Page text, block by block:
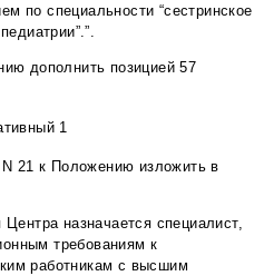
по специальности “сестринское
дополнить позицией 57
1
21 к Положению изложить в
назначается специалист,
требованиям к
работникам с высшим